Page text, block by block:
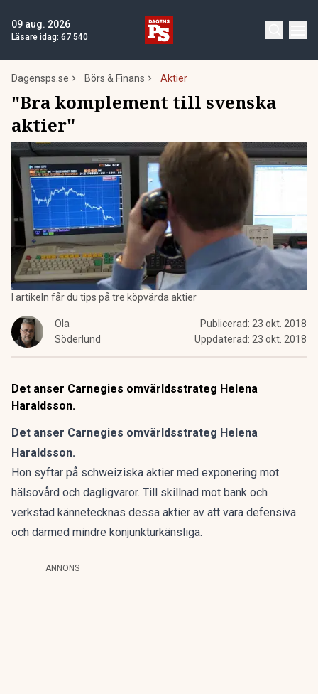
09 aug. 2026
Läsare idag: 67 540
Dagensps.se Börs & Finans Aktier
"Bra komplement till svenska
aktier"
I artikeln får du tips på tre köpvärda aktier
Ola
Söderlund
Publicerad: 23 okt. 2018
Uppdaterad: 23 okt. 2018
Det anser Carnegies omvärldsstrateg Helena
Haraldsson.
Det anser Carnegies omvärldsstrateg Helena
Haraldsson.
Hon syftar på schweiziska aktier med exponering mot
hälsovård och dagligvaror. Till skillnad mot bank och
verkstad kännetecknas dessa aktier av att vara defensiva
och därmed mindre konjunkturkänsliga.
ANNONS